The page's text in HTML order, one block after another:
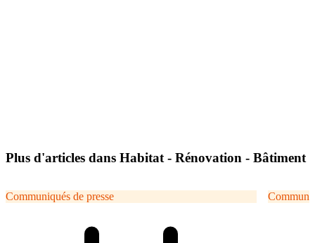
Plus d'articles dans Habitat - Rénovation - Bâtiment
Communiqués de presse